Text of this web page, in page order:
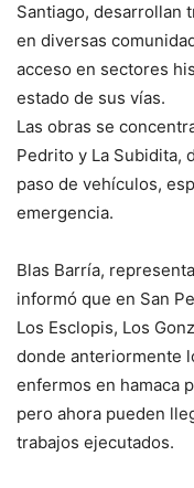
Santiago, desarrollan
en diversas
acceso en sectores
estado de sus vías.
Las obras se
Pedrito y La Subidita,
paso de vehículos,
emergencia.
Blas Barría,
informó que en San
Los Esclopis, Los
donde anteriormente
enfermos en hamaca
pero ahora pueden
trabajos ejecutados.